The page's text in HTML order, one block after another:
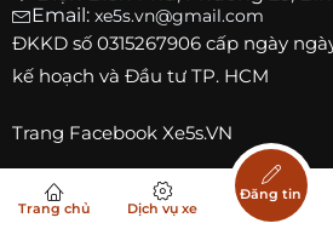
Email: xe5s.vn@gmail.com
ĐKKD số 0315267906 cấp ngày
kế hoạch và Đầu tư TP. HCM
Trang Facebook Xe5s.VN
Trang chủ Dịch vụ xe
Đăng tin